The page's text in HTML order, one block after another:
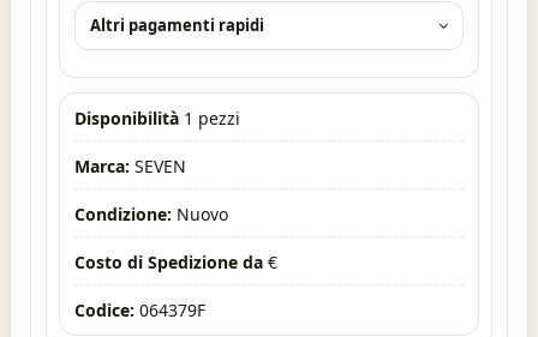
Altri pagamenti rapidi
Disponibilità 1 pezzi
Marca: SEVEN
Condizione: Nuovo
Costo di Spedizione da €
Codice: 064379F